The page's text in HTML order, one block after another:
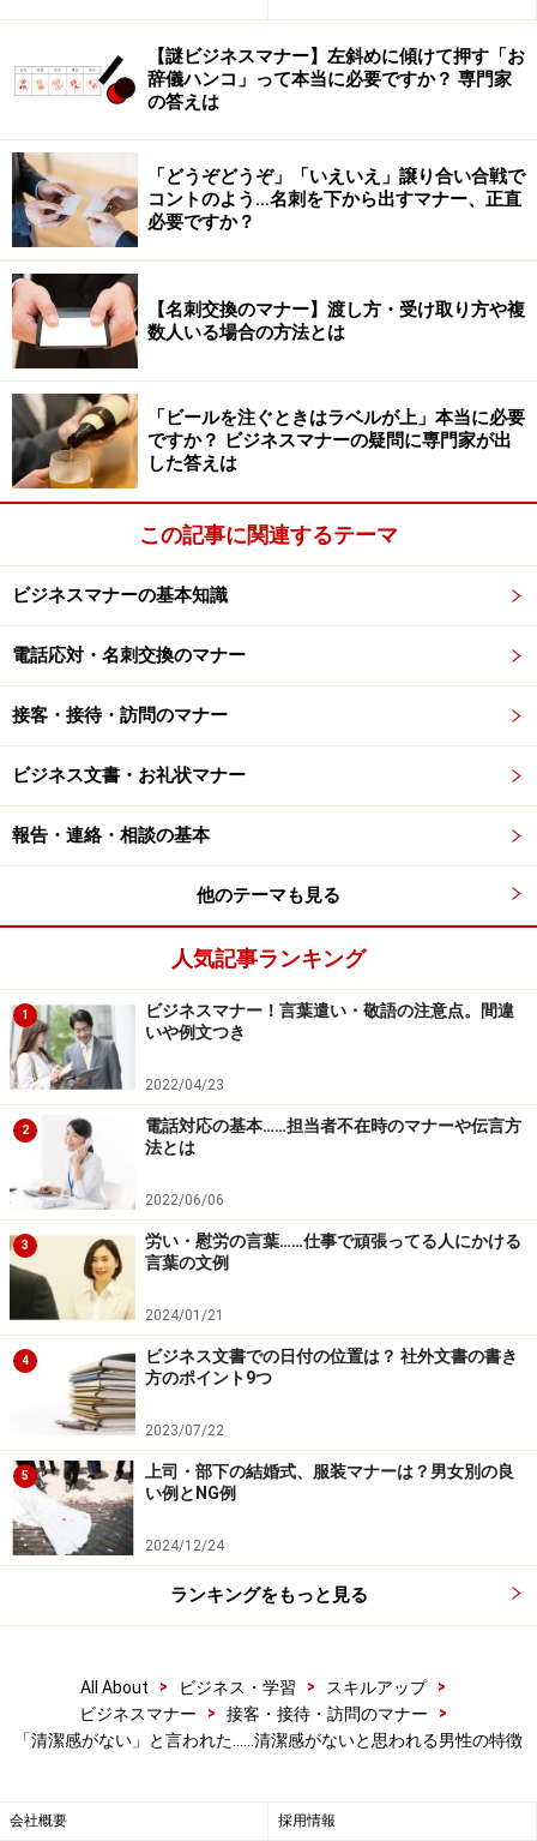
清潔感は見た目の印象が大きく影響します。
脂ぎった肌や乾燥して粉をふいた肌など、肌が汚いと清
潔感がないと思われてしまいます。
脂汚れを落とそうとして、力を入れてゴシゴシと洗顔し
ていませんか？
皮脂は取りすぎると、余計に皮膚が脂を出して顔がテカ
る原因になります。
また、必要以上に一日に何回も洗顔すると、必要な皮脂
まで取り除かれ、乾燥して粉がふいたような肌になる場
合もあります。
健康的な肌には、水分と油分のバランスが大切です。
クルと泡で汚れを浮き上がらせる感覚で洗います。
湯でしっかりとすすぐことも大切です。肌を健康に保つ
ことで、清潔感のある印象になります。
清潔感がないと思われる理由2：寝ぐせのつ
いた髪、伸びた髪
「毎日髪を洗っているし、フケも出ていないから、身だ
しなみは大丈夫」と思っていませんか？
たとえ毎日髪を洗っていても、フケが出ていなくても、
髪に寝ぐせがついている場合や、伸びた髪をそのままに
しているのはだらしない印象で、清潔感がない人と思わ
れてしまいます。
寝ぐせのついた髪は、スタイリング剤で簡単に整えるこ
とができます。
また、髪は小まめにカットするよう心がけましょう。
ただしスタイリング剤を使う場合、つけすぎてベタつい
た髪は不潔な印象になるので注意してください。
清潔感がないと思われる理由3：伸びた爪・
汚れた爪、ささくれた指先
伸びた爪や汚れた爪は、不潔で清潔感がない人と思われ
爪の長さがそろっていないのも、清潔感に欠けます。
また、爪周りにささくれがあっても、あまり気にしない
という男性は多いかと思いますが、指先は結構人目につ
くところです。
ハンドクリームをつけてマッサージをするなど、血行を
【謎ビジネスマナー】左斜めに傾けて押す「お
辞儀ハンコ」って本当に必要ですか？ 専門家
の答えは
「どうぞどうぞ」「いえいえ」譲り合い合戦で
コントのよう…名刺を下から出すマナー、正直
必要ですか？
【名刺交換のマナー】渡し方・受け取り方や複
数人いる場合の方法とは
「ビールを注ぐときはラベルが上」本当に必要
ですか？ ビジネスマナーの疑問に専門家が出
した答えは
この記事に関連するテーマ
ビジネスマナーの基本知識
電話応対・名刺交換のマナー
接客・接待・訪問のマナー
ビジネス文書・お礼状マナー
報告・連絡・相談の基本
他のテーマも見る
人気記事ランキング
1
ビジネスマナー！言葉遣い・敬語の注意点。間違
いや例文つき
2022/04/23
2
電話対応の基本……担当者不在時のマナーや伝言方
法とは
2022/06/06
3
労い・慰労の言葉……仕事で頑張ってる人にかける
言葉の文例
2024/01/21
4
ビジネス文書での日付の位置は？ 社外文書の書き
方のポイント9つ
2023/07/22
5
上司・部下の結婚式、服装マナーは？男女別の良
い例とNG例
2024/12/24
ランキングをもっと見る
All About > ビジネス・学習 > スキルアップ
>
ビジネスマナー
> 接客・接待・訪問のマナー
>
「清潔感がない」と言われた……清潔感がないと思われる男性の特徴
会社概要 採用情報